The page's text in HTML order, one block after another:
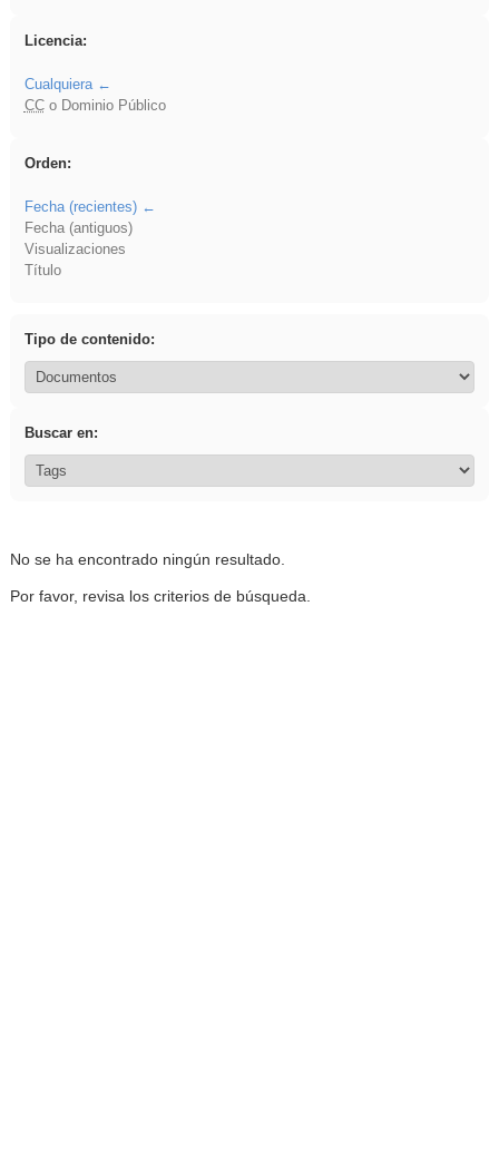
Licencia:
Cualquiera
CCo Dominio Público
Orden:
Fecha (recientes)
Fecha (antiguos)
Visualizaciones
Título
Tipo de contenido:
Buscar en:
No se ha encontrado ningún resultado.
Por favor, revisa los criterios de búsqueda.